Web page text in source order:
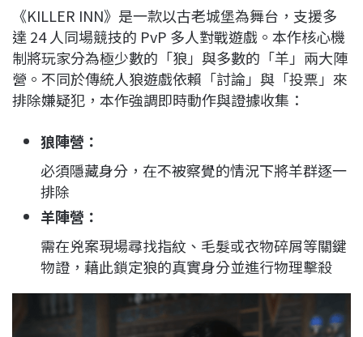
《KILLER INN》是一款以古老城堡為舞台，支援多
達 24 人同場競技的 PvP 多人對戰遊戲。本作核心機
制將玩家分為極少數的「狼」與多數的「羊」兩大陣
營。不同於傳統人狼遊戲依賴「討論」與「投票」來
排除嫌疑犯，本作強調即時動作與證據收集：
狼陣營：
必須隱藏身分，在不被察覺的情況下將羊群逐一
排除
羊陣營：
需在兇案現場尋找指紋、毛髮或衣物碎屑等關鍵
物證，藉此鎖定狼的真實身分並進行物理擊殺